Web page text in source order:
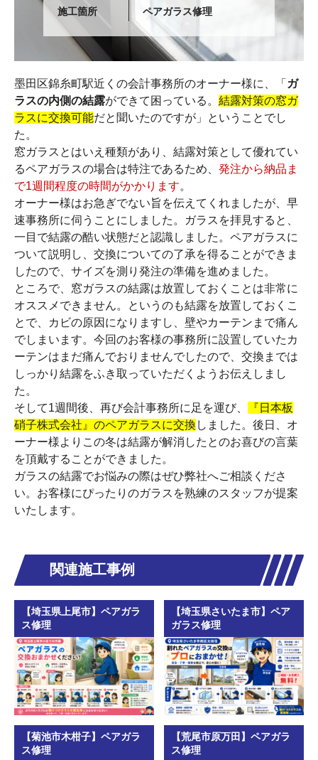
施工箇所
ペアガラス修理
墨田区錦糸町駅近くの会計事務所のオーナー様に、「 ガ
ラスの内側の結露ができて困っている。 結露対策の窓ガ
ラスに交換可能だと聞いたのですが」ということでし
た。
窓ガラスとはいえ種類があり、結露対策として優れてい
るペアガラスの場合は特注であるため、 発注から納品ま
で1週間程度の時間がかかります。
オーナー様はお急ぎでない旨を伝えてくれましたが、早
速事務所に伺うことにしました。ガラスを拝見すると、
一目で結露の酷い状態だと認識しました。ペアガラスに
ついて説明し、交換についての了承を得ることができま
したので、サイズを測り発注の準備を進めました。
ところで、窓ガラスの結露は放置しておくことは非常に
オススメできません。というのも結露を放置しておくこ
とで、カビの原因になりますし、壁やカーテンまで痛ん
でしまいます。今回のお客様の事務所に設置していたカ
ーテンはまだ痛んでおりませんでしたので、交換までは
しっかり結露をふき取っていただくようお伝えしまし
た。
そして1週間後、再び会計事務所に足を運び、
『日本板
硝子株式会社』のペアガラスに交換 しました。後日、オ
ーナー様よりこの冬は結露が解消したとのお喜びの言葉
を頂戴することができました。
ガラスの結露でお悩みの際はぜひ弊社へご相談くださ
い。お客様にぴったりのガラスを熟練のスタッフが提案
いたします。
関連施工事例
【埼玉県上尾市】ペアガラ
ス修理
【埼玉県さいたま市】ペア
ガラス修理
【菊池市木柑子】ペアガラ
ス修理
【荒尾市原万田】ペアガラ
ス修理